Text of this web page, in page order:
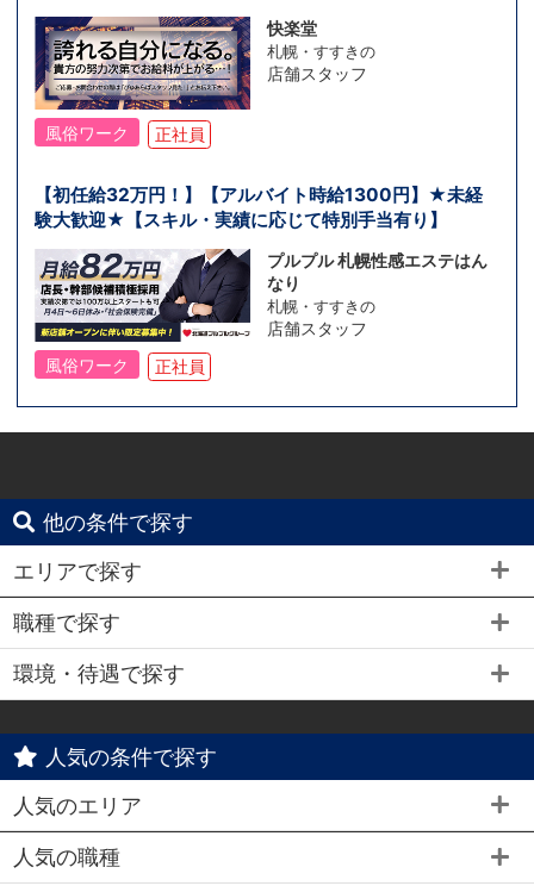
快楽堂
札幌・すすきの
店舗スタッフ
風俗ワーク 正社員
【初任給32万円！】【アルバイト時給1300円】★未経
験大歓迎★【スキル・実績に応じて特別手当有り】
プルプル 札幌性感エステはん
なり
札幌・すすきの
店舗スタッフ
風俗ワーク
正社員
他の条件で探す
エリアで探す
職種で探す
環境・待遇で探す
人気の条件で探す
人気のエリア
人気の職種